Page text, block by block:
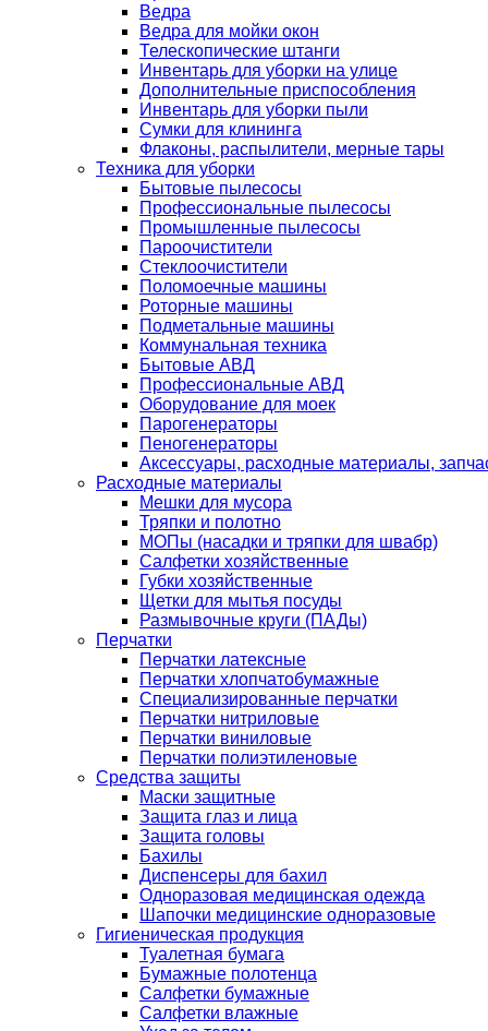
Ведра
Ведра для мойки окон
Телескопические штанги
Инвентарь для уборки на улице
Дополнительные приспособления
Инвентарь для уборки пыли
Сумки для клининга
Флаконы, распылители, мерные тары
Техника для уборки
Бытовые пылесосы
Профессиональные пылесосы
Промышленные пылесосы
Пароочистители
Стеклоочистители
Поломоечные машины
Роторные машины
Подметальные машины
Коммунальная техника
Бытовые АВД
Профессиональные АВД
Оборудование для моек
Парогенераторы
Пеногенераторы
Аксессуары, расходные материалы,
Расходные материалы
Мешки для мусора
Тряпки и полотно
МОПы (насадки и тряпки для швабр)
Салфетки хозяйственные
Губки хозяйственные
Щетки для мытья посуды
Размывочные круги (ПАДы)
Перчатки
Перчатки латексные
Перчатки хлопчатобумажные
Специализированные перчатки
Перчатки нитриловые
Перчатки виниловые
Перчатки полиэтиленовые
Средства защиты
Маски защитные
Защита глаз и лица
Защита головы
Бахилы
Диспенсеры для бахил
Одноразовая медицинская одежда
Шапочки медицинские одноразовые
Гигиеническая продукция
Туалетная бумага
Бумажные полотенца
Салфетки бумажные
Салфетки влажные